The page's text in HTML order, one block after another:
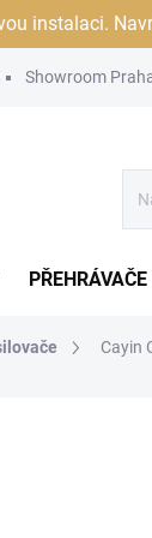
instalaci.
Showroom
PŘEHRÁVAČE
Cayin